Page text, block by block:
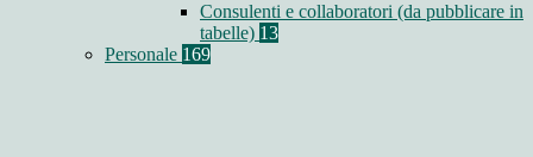
Consulenti e collaboratori (da pubblicare in
tabelle) 13
Personale 169